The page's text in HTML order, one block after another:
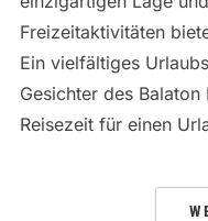
Freizeitaktivitäten
Ein vielfältiges
Gesichter des
Reisezeit für einen